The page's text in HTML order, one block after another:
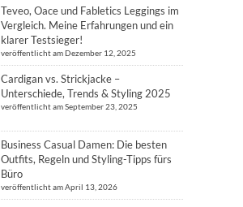
Teveo, Oace und Fabletics Leggings im
Vergleich. Meine Erfahrungen und ein
klarer Testsieger!
veröffentlicht am Dezember 12, 2025
Cardigan vs. Strickjacke –
Unterschiede, Trends & Styling 2025
veröffentlicht am September 23, 2025
Business Casual Damen: Die besten
Outfits, Regeln und Styling-Tipps fürs
Büro
veröffentlicht am April 13, 2026